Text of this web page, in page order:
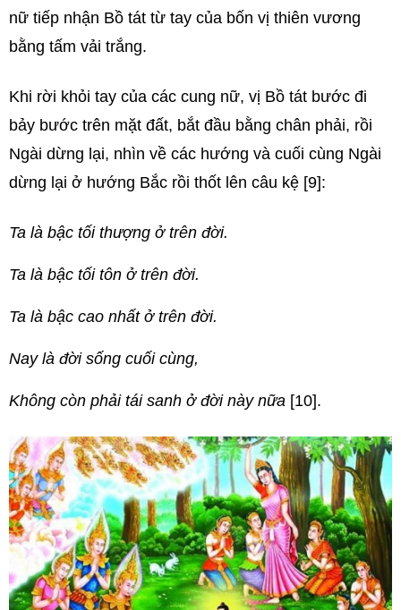
nữ tiếp nhận Bồ tát từ tay của bốn vị thiên vương
bằng tấm vải trắng.
Khi rời khỏi tay của các cung nữ, vị Bồ tát bước đi
bảy bước trên mặt đất, bắt đầu bằng chân phải, rồi
Ngài dừng lại, nhìn về các hướng và cuối cùng Ngài
dừng lại ở hướng Bắc rồi thốt lên câu kệ [9]:
Ta là bậc tối thượng ở trên đời.
Ta là bậc tối tôn ở trên đời.
Ta là bậc cao nhất ở trên đời.
Nay là đời sống cuối cùng,
Không còn phải tái sanh ở đời này nữa [10].